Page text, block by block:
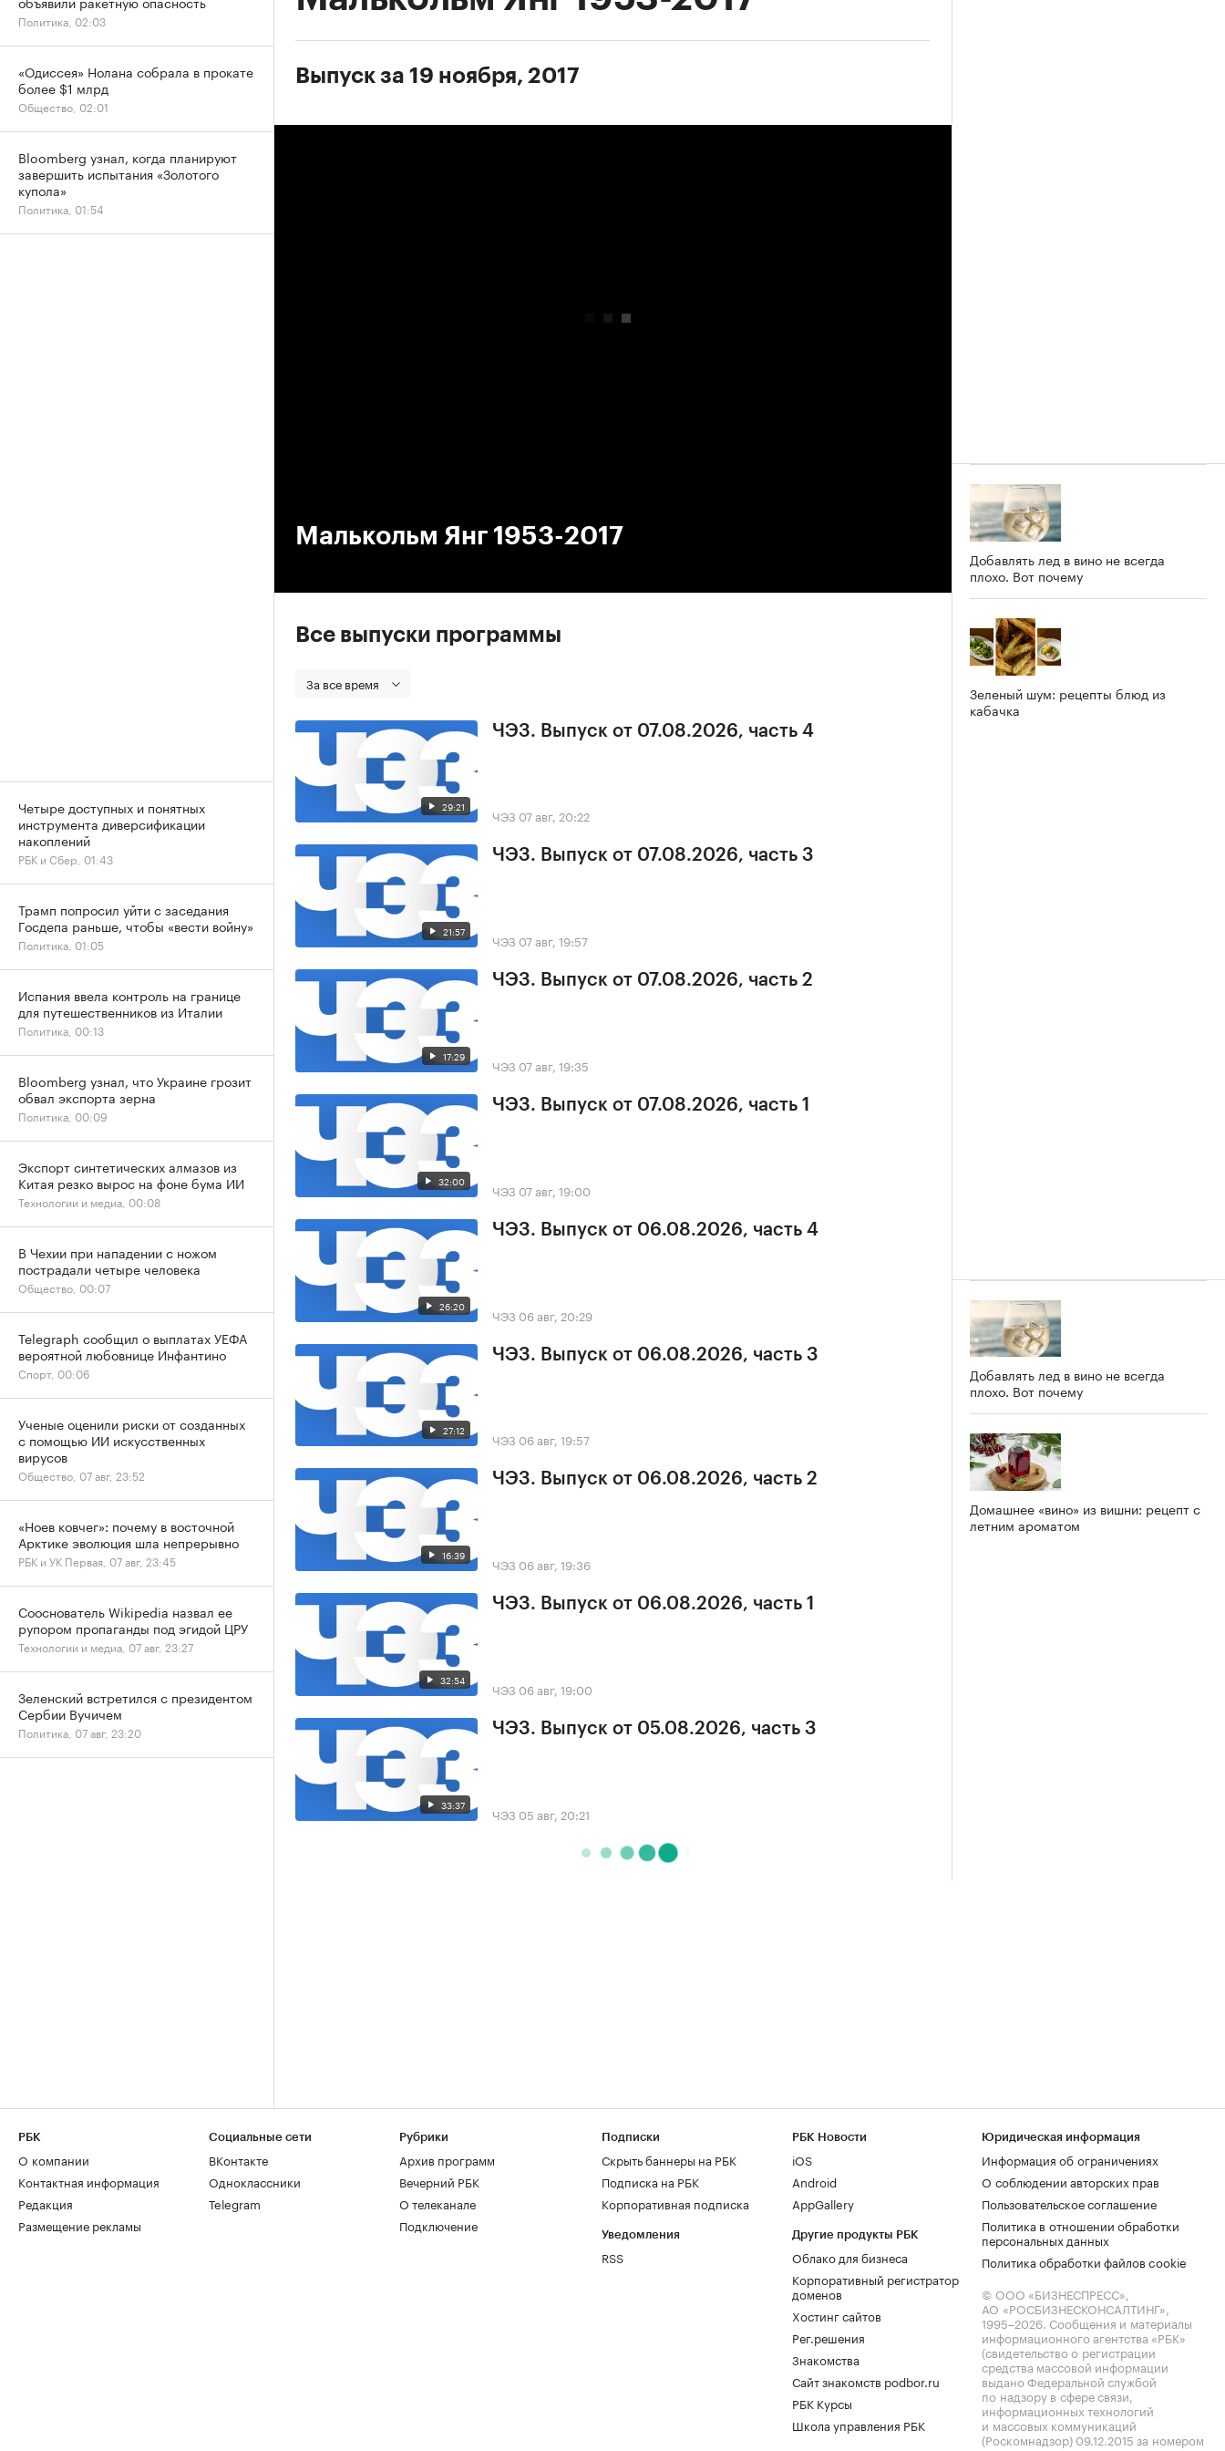
Выпуск за 19 ноября, 2017
Малькольм Янг 1953-2017
Все выпуски программы
За все время
29:21
ЧЭЗ. Выпуск от 07.08.2026, часть 4
ЧЭЗ 07 авг, 20:22
21:57
ЧЭЗ. Выпуск от 07.08.2026, часть 3
ЧЭЗ 07 авг, 19:57
17:29
ЧЭЗ. Выпуск от 07.08.2026, часть 2
ЧЭЗ 07 авг, 19:35
32:00
ЧЭЗ. Выпуск от 07.08.2026, часть 1
ЧЭЗ 07 авг, 19:00
26:20
ЧЭЗ. Выпуск от 06.08.2026, часть 4
ЧЭЗ 06 авг, 20:29
27:12
ЧЭЗ. Выпуск от 06.08.2026, часть 3
ЧЭЗ 06 авг, 19:57
16:39
ЧЭЗ. Выпуск от 06.08.2026, часть 2
ЧЭЗ 06 авг, 19:36
32:54
ЧЭЗ. Выпуск от 06.08.2026, часть 1
ЧЭЗ 06 авг, 19:00
33:37
ЧЭЗ. Выпуск от 05.08.2026, часть 3
ЧЭЗ 05 авг, 20:21
Добавлять лед в вино не всегда
плохо. Вот почему
Зеленый шум: рецепты блюд из
кабачка
Добавлять лед в вино не всегда
плохо. Вот почему
Домашнее «вино» из вишни: рецепт с
летним ароматом
Политика, 02:03
«Одиссея» Нолана собрала в прокате
более $1 млрд
Общество, 02:01
Bloomberg узнал, когда планируют
завершить испытания «Золотого
купола»
Политика, 01:54
Четыре доступных и понятных
инструмента диверсификации
накоплений
РБК и Сбер, 01:43
Трамп попросил уйти с заседания
Госдепа раньше, чтобы «вести войну»
Политика, 01:05
Испания ввела контроль на границе
для путешественников из Италии
Политика, 00:13
Bloomberg узнал, что Украине грозит
обвал экспорта зерна
Политика, 00:09
Экспорт синтетических алмазов из
Китая резко вырос на фоне бума ИИ
Технологии и медиа, 00:08
В Чехии при нападении с ножом
пострадали четыре человека
Общество, 00:07
Telegraph сообщил о выплатах УЕФА
вероятной любовнице Инфантино
Спорт, 00:06
Ученые оценили риски от созданных
с помощью ИИ искусственных
вирусов
Общество, 07 авг, 23:52
«Ноев ковчег»: почему в восточной
Арктике эволюция шла непрерывно
РБК и УК Первая, 07 авг, 23:45
Сооснователь Wikipedia назвал ее
рупором пропаганды под эгидой ЦРУ
Технологии и медиа, 07 авг, 23:27
Зеленский встретился с президентом
Сербии Вучичем
Политика, 07 авг, 23:20
РБК
О компании
Контактная информация
Редакция
Размещение рекламы
Социальные сети
ВКонтакте
Одноклассники
Telegram
Рубрики
Архив программ
Вечерний РБК
О телеканале
Подключение
Подписки
Скрыть баннеры на РБК
Подписка на РБК
Корпоративная подписка
Уведомления
RSS
РБК Новости
iOS
Android
AppGallery
Другие продукты РБК
Облако для бизнеса
Корпоративный регистратор
доменов
Хостинг сайтов
Рег.решения
Знакомства
Сайт знакомств podbor.ru
РБК Курсы
Школа управления РБК
Юридическая информация
Информация об ограничениях
О соблюдении авторских прав
Пользовательское соглашение
Политика в отношении обработки
персональных данных
Политика обработки файлов cookie
© ООО «БИЗНЕСПРЕСС»,
АО «РОСБИЗНЕСКОНСАЛТИНГ»,
1995–2026. Сообщения и материалы
информационного агентства «РБК»
(свидетельство о регистрации
средства массовой информации
выдано Федеральной службой
по надзору в сфере связи,
информационных технологий
и массовых коммуникаций
(Роскомнадзор) 09.12.2015 за номером